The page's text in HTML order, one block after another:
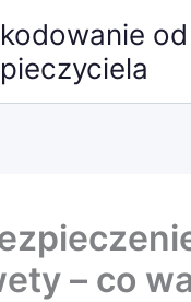
od
– co